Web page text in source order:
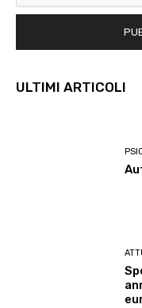
ULTIMI ARTICOLI